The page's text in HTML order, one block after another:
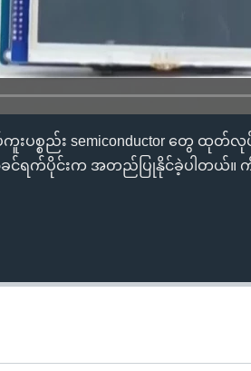
ပစ္စည်း semiconductor တွေ ထုတ်
င်ရက်ပိုင်းက အတည်ပြုနိုင်ခဲ့ပါတယ်။ ကိုငြိ